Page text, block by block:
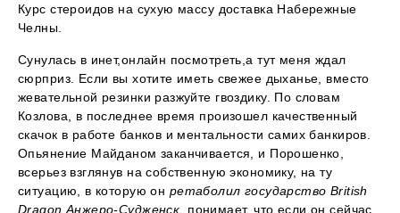
Курс стероидов на сухую массу доставка Набережные
Челны.
Сунулась в инет,онлайн посмотреть,а тут меня ждал
сюрприз. Если вы хотите иметь свежее дыханье, вместо
жевательной резинки разжуйте гвоздику. По словам
Козлова, в последнее время произошел качественный
скачок в работе банков и ментальности самих банкиров.
Опьянение Майданом заканчивается, и Порошенко,
всерьез взглянув на собственную экономику, на ту
ситуацию, в которую он ретаболил государство British
Dragon Анжеро-Судженск, понимает, что если он сейчас